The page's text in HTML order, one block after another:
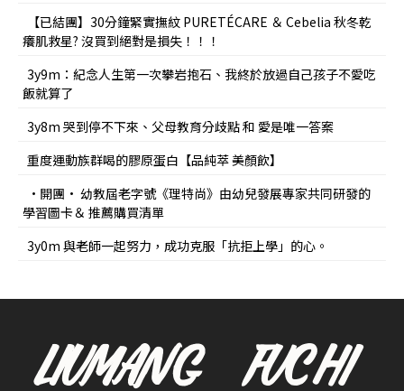
【已結團】30分鐘緊實撫紋 PURETÉCARE ＆ Cebelia 秋冬乾
癢肌救星? 沒買到絕對是損失！！！
3y9m：紀念人生第一次攀岩抱石、我終於放過自己孩子不愛吃
飯就算了
3y8m 哭到停不下來、父母教育分歧點 和 愛是唯一答案
重度運動族群喝的膠原蛋白【品純萃 美顏飲】
•開團• 幼教屆老字號《理特尚》由幼兒發展專家共同研發的
學習圖卡＆ 推薦購買清單
3y0m 與老師一起努力，成功克服「抗拒上學」的心。